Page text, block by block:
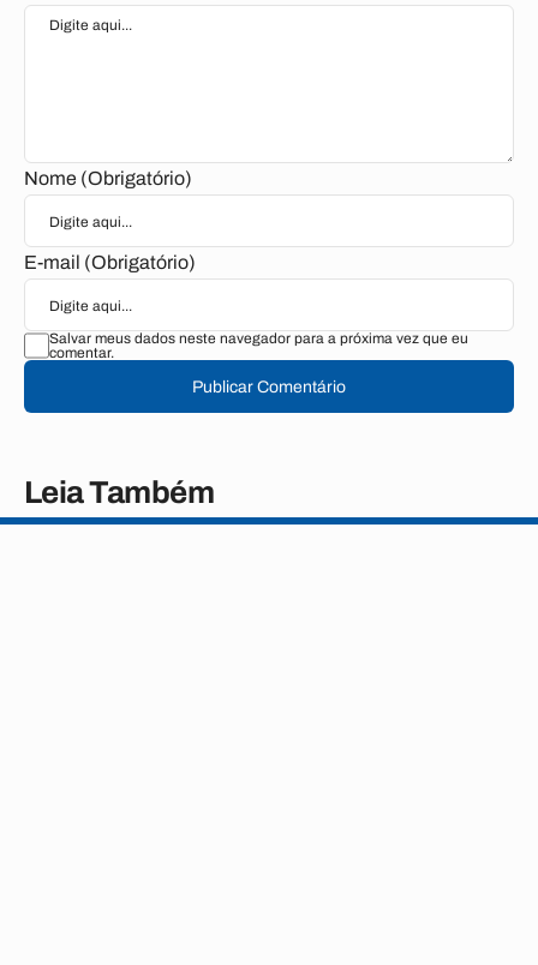
Nome (Obrigatório)
E-mail (Obrigatório)
Salvar meus dados neste navegador para a próxima vez que eu
comentar.
Publicar Comentário
Leia Também